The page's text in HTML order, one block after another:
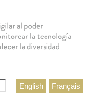
Français
English